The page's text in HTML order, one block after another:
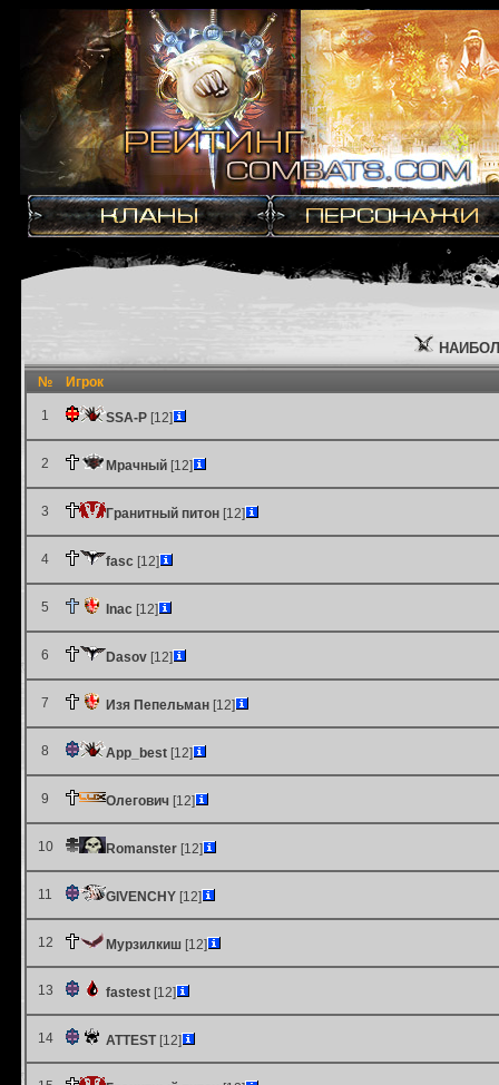
№ Игрок
1 SSA-P [12]
2 Мрачный [12]
3 Гранитный питон [12]
4 fasc [12]
5 Inac [12]
6 Dasov [12]
7 Изя Пепельман [12]
8 App_best [12]
9 Олегович [12]
10 Romanster [12]
11 GIVENCHY [12]
12 Мурзилкиш [12]
13 fastest [12]
14 ATTEST[12]